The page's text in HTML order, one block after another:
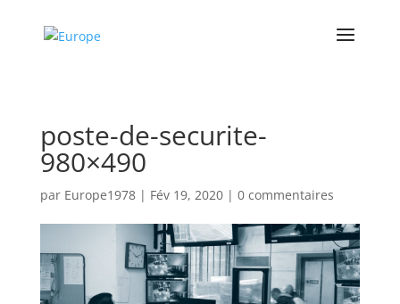
poste-de-securite-
980×490
par Europe1978| Fév 19, 2020| 0 commentaires